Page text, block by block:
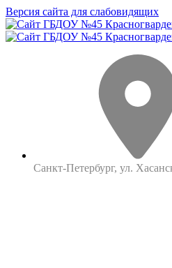
Версия сайта для слабовидящих
Санкт-Петербург, ул.